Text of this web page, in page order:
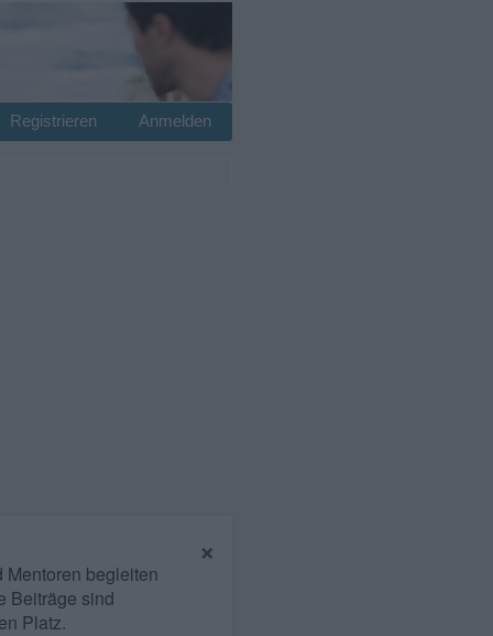
Anmelden
Registrieren
×
begleiten
Beiträge sind
Platz.